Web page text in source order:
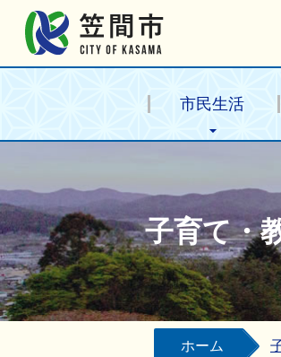
市民生活
子育て・
ホーム